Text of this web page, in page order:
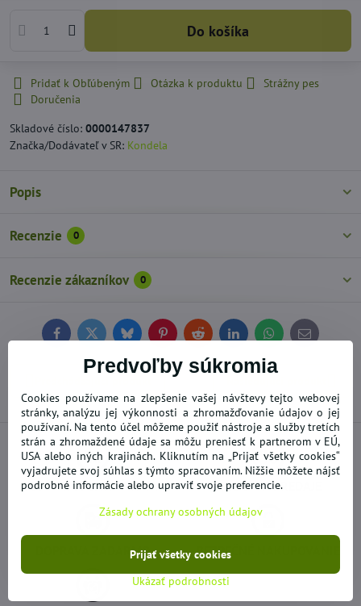
Do košíka
Pridať k Obľúbeným Otázka k produktu
Strážny pes
Doručenia
Skladové číslo: 0000147837
Značka/Dodávateľ v SR: Kondela
Popis
Recenzie 0
Recenzie zákazníkov 0
FacebookTwitterBlueskyPinterestReddit LinkedInWhatsApp
E-
NOVÝ A DOPLNENÝ TOVAR AKCIE - VÝPREDAJE
DOPRAVA ZADARMO BEZPEČNÉ NAKUPOVANIE
Predvoľby súkromia
Cookies používame na zlepšenie vašej návštevy tejto webovej
stránky, analýzu jej výkonnosti a zhromažďovanie údajov o jej
používaní. Na tento účel môžeme použiť nástroje a služby tretích
strán a zhromaždené údaje sa môžu preniesť k partnerom v EÚ,
USA alebo iných krajinách. Kliknutím na „Prijať všetky cookies“
vyjadrujete svoj súhlas s týmto spracovaním. Nižšie môžete nájsť
podrobné informácie alebo upraviť svoje preferencie.
Zásady ochrany osobných údajov
Ukázať podrobnosti
Prijať všetky cookies